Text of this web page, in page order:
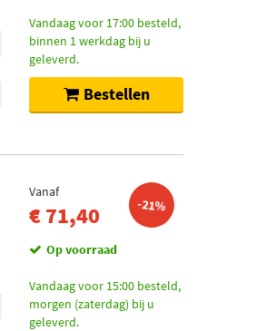
Vandaag voor 17:00 besteld,
binnen 1 werkdag bij u
geleverd.
Bestellen
Vanaf
€ 71,40 -21%
Op voorraad
Vandaag voor 15:00 besteld,
morgen (zaterdag) bij u
geleverd.